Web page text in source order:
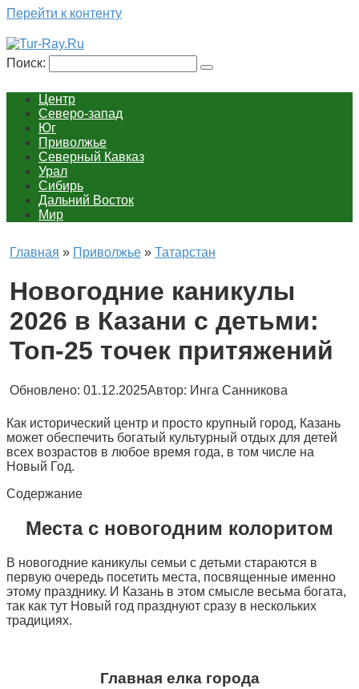
Перейти к контенту
Поиск:
Центр
Северо-запад
Юг
Приволжье
Северный Кавказ
Урал
Сибирь
Дальний Восток
Мир
Главная » Приволжье » Татарстан
Новогодние каникулы
2026 в Казани с детьми:
Топ-25 точек притяжений
Обновлено: 01.12.2025Автор: Инга Санникова
Как исторический центр и просто крупный город, Казань
может обеспечить богатый культурный отдых для детей
всех возрастов в любое время года, в том числе на
Новый Год.
Содержание
Места с новогодним колоритом
В новогодние каникулы семьи с детьми стараются в
первую очередь посетить места, посвященные именно
этому празднику. И Казань в этом смысле весьма богата,
так как тут Новый год празднуют сразу в нескольких
традициях.
Главная елка города